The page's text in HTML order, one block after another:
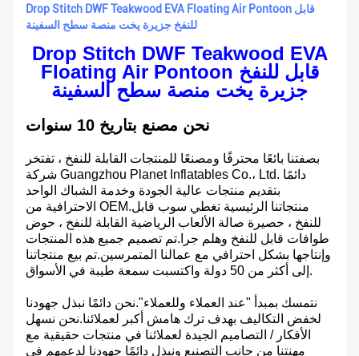
Drop Stitch DWF Teakwood EVA Floating Air Pontoon قابل
للنفخ جزيرة يخت منصة سطح السفينة
Drop Stitch DWF Teakwood EVA
Floating Air Pontoon قابل للنفخ
جزيرة يخت منصة سطح السفينة
نحن مصنع بتاريخ 10 سنوات
بصفتنا بائعًا محترفًا ومصنعًا للمنتجات القابلة للنفخ ، تفتخر
شركة Guangzhou Planet Inflatables Co.، Ltd. دائمًا
بتقديم منتجات عالية الجودة وخدمة الشباك الواحد
الاحترافية من OEM.منتجاتنا الرئيسية تغطي سوب قابل
للنفخ ، حصيرة صالة الألعاب الرياضية القابلة للنفخ ، حوض
طوافات قابل للنفخ وهلم جرا.تم تصميم جميع هذه المنتجات
وإنتاجها بشكل احترافي مع عمالنا المتمرسين.تم بيع منتجاتنا
إلى أكثر من 50 دولة واكتسبت سمعة طيبة في الأسواق.
نتمسك بمبدأ "عند العملاء وللعملاء".نحن دائمًا نبذل جهودنا
لخفض التكاليف بهدف ترك هامش أكبر لعملائنا.نحن نسهل
الأفكار / التصاميم الجيدة لعملائنا في منتجات حقيقية مع
مهنتنا من جانب التصنيع ونبذل دائمًا جهودنا لدعمهم في